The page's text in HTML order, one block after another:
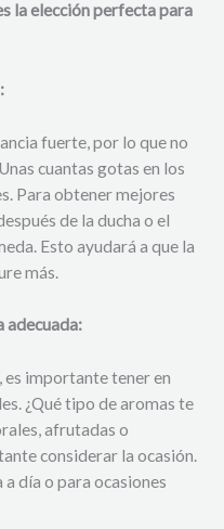
la elección perfecta para
fuerte, por lo que no
cuantas gotas en los
Para obtener mejores
de la ducha o el
Esto ayudará a que la
más.
adecuada:
es importante tener en
¿Qué tipo de aromas te
afrutadas o
considerar la ocasión.
a día o para ocasiones